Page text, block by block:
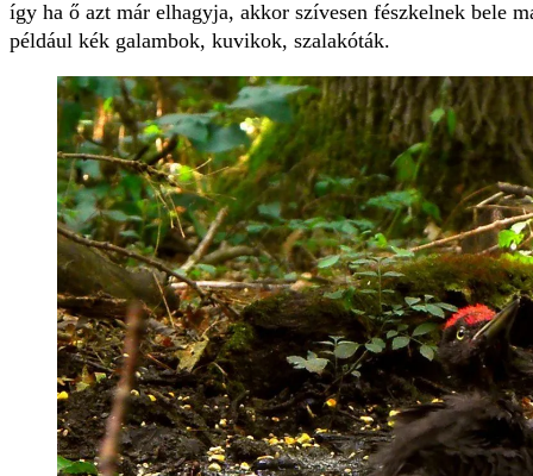
így ha ő azt már elhagyja, akkor szívesen fészkelnek bele
például kék galambok, kuvikok, szalakóták.